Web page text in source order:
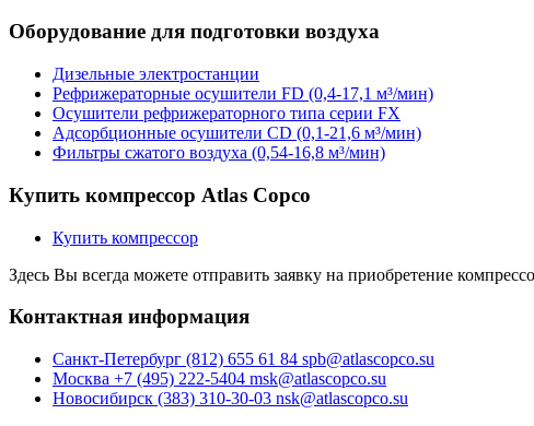
Оборудование для подготовки воздуха
Дизельные электростанции
Рефрижераторные осушители FD (0,4-17,1 м³/мин)
Осушители рефрижераторного типа серии FX
Адсорбционные осушители CD (0,1-21,6 м³/мин)
Фильтры сжатого воздуха (0,54-16,8 м³/мин)
Купить компрессор Atlas Copco
Купить компресcор
Здесь Вы всегда можете отправить заявку на приобретение
Контактная информация
Санкт-Петербург (812) 655 61 84 spb@atlascopco.su
Москва +7 (495) 222-5404 msk@atlascopco.su
Новосибирск (383) 310-30-03 nsk@atlascopco.su